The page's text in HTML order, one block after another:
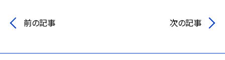
前の記事 次の記事